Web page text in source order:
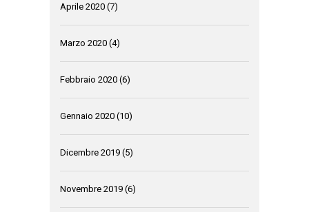
Aprile 2020 (7)
Marzo 2020 (4)
Febbraio 2020 (6)
Gennaio 2020 (10)
Dicembre 2019 (5)
Novembre 2019 (6)